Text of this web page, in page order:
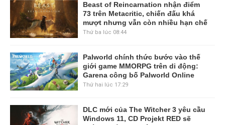
Beast of Reincarnation nhận điểm
73 trên Metacritic, chiến đấu khá
mượt nhưng vẫn còn nhiều hạn chế
Thứ ba lúc 08:44
Palworld chính thức bước vào thế
giới game MMORPG trên di động:
Garena công bố Palworld Online
Thứ hai lúc 17:29
DLC mới của The Witcher 3 yêu cầu
Windows 11, CD Projekt RED sẽ